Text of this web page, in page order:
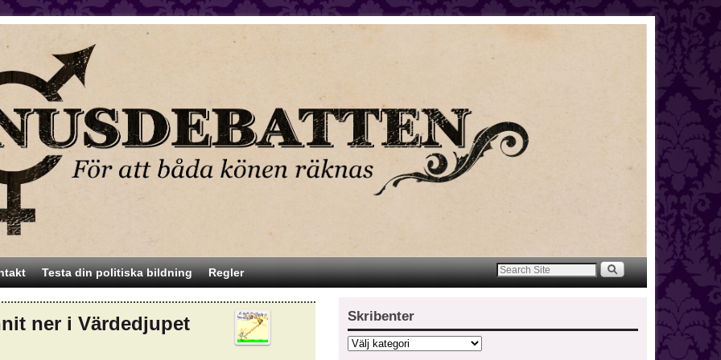
Testa din politiska bildning Regler
ner i Värdedjupet Skribenter